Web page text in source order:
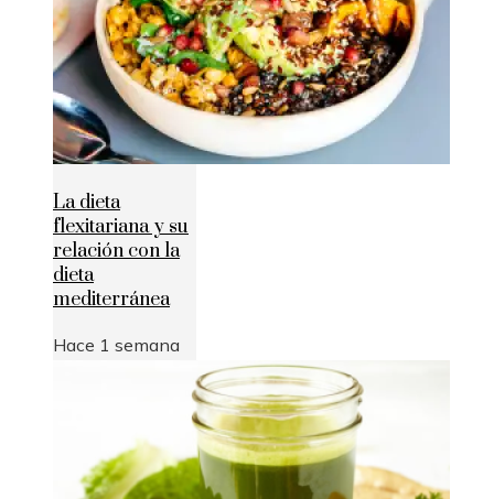
La dieta
flexitariana y su
relación con la
dieta
mediterránea
Hace 1 semana